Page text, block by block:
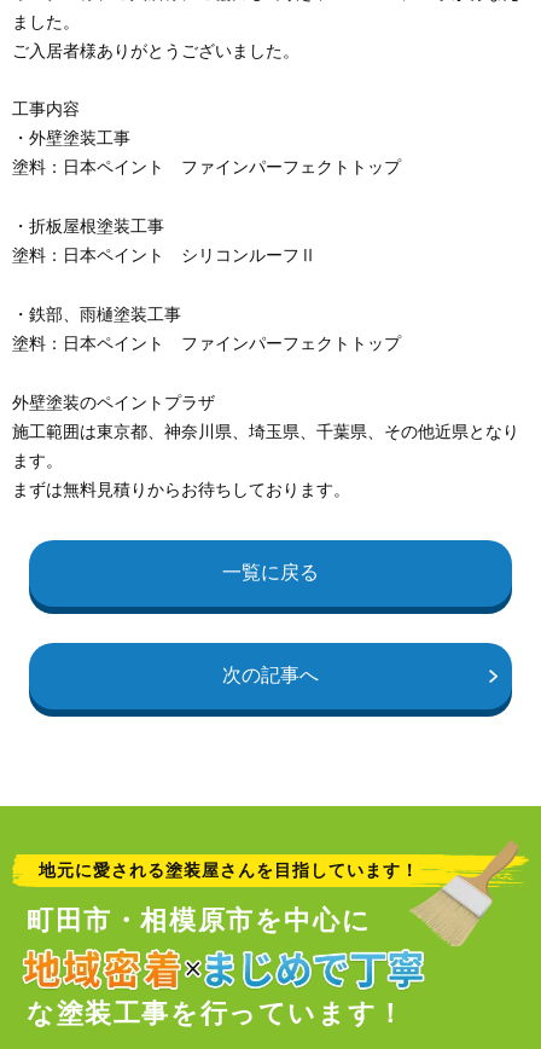
ました。
ご入居者様ありがとうございました。
工事内容
・外壁塗装工事
塗料：日本ペイント ファインパーフェクトトップ
・折板屋根塗装工事
塗料：日本ペイント シリコンルーフⅡ
・鉄部、雨樋塗装工事
塗料：日本ペイント ファインパーフェクトトップ
外壁塗装のペイントプラザ
施工範囲は東京都、神奈川県、埼玉県、千葉県、その他近県となり
ます。
まずは無料見積りからお待ちしております。
一覧に戻る
次の記事へ
地元に愛される塗装屋さんを目指しています！
町田市・相模原市を中心に
な塗装工事を行っています！